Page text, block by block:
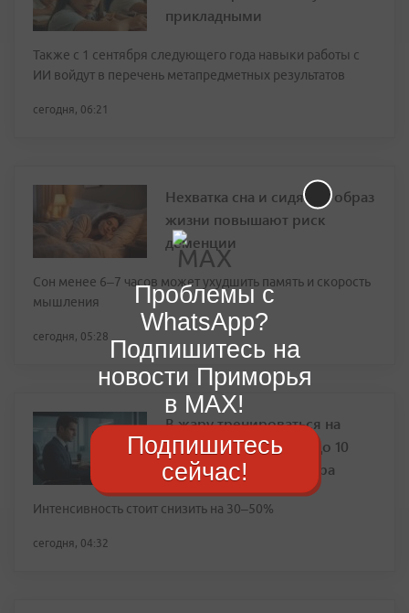
прикладными
Также с 1 сентября следующего года навыки работы с
ИИ войдут в перечень метапредметных результатов
сегодня, 06:21
Нехватка сна и сидячий образ
жизни повышают риск
деменции
Сон менее 6–7 часов может ухудшить память и скорость
мышления
сегодня, 05:28
В жару тренироваться на
улице можно только до 10
утра или после 7 вечера
Интенсивность стоит снизить на 30–50%
сегодня, 04:32
Проблемы с
WhatsApp?
Подпишитесь на
новости Приморья
в MAX!
Подпишитесь
сейчас!